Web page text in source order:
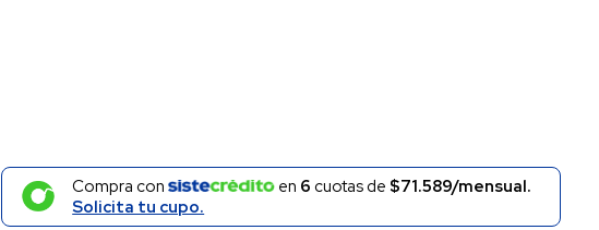
Compra con en 6 cuotas de $71.589/mensual.
Solicita tu cupo.